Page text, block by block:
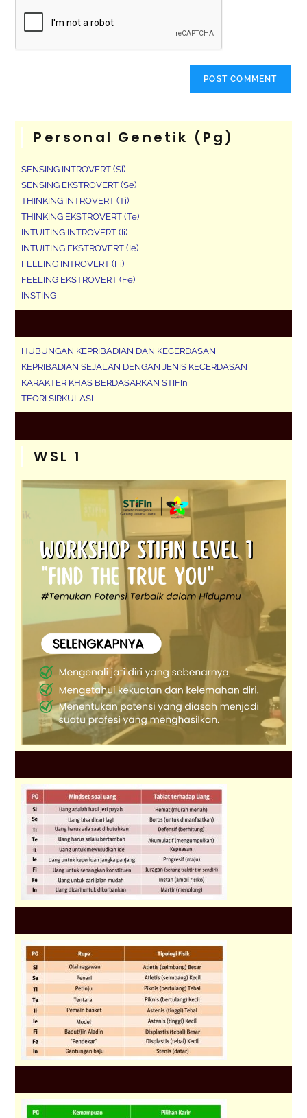
Personal Genetik (pg)
SENSING INTROVERT (Si)
SENSING EKSTROVERT (Se)
THINKING INTROVERT (Ti)
THINKING EKSTROVERT (Te)
INTUITING INTROVERT (Ii)
INTUITING EKSTROVERT (Ie)
FEELING INTROVERT (Fi)
FEELING EKSTROVERT (Fe)
INSTING
HUBUNGAN KEPRIBADIAN DAN KECERDASAN
KEPRIBADIAN SEJALAN DENGAN JENIS KECERDASAN
KARAKTER KHAS BERDASARKAN STIFIn
TEORI SIRKULASI
WSL 1